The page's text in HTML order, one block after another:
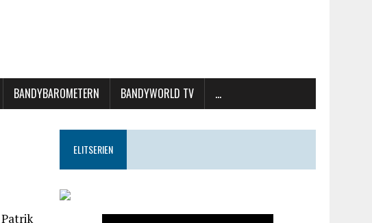
BANDYBAROMETERN BANDYWORLD TV …
ELITSERIEN